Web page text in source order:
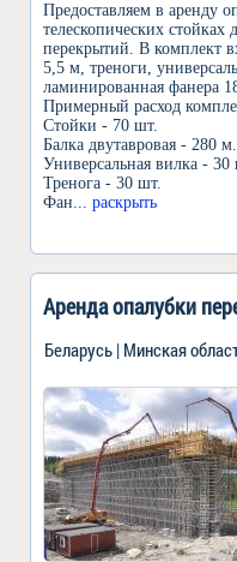
Предоставляем в аренду
телескопических стойках
перекрытий. В комплект
5,5 м, треноги,
ламинированная фанера
Примерный расход
Стойки - 70 шт.
Балка двутавровая - 280
Универсальная вилка - 30
Тренога - 30 шт.
Фан... раскрыть
Аренда опалубки
Беларусь | Минская